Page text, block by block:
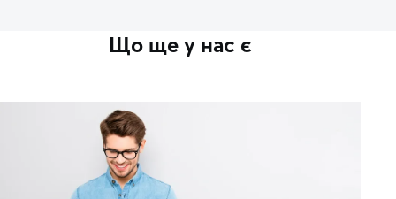
Що ще у нас є